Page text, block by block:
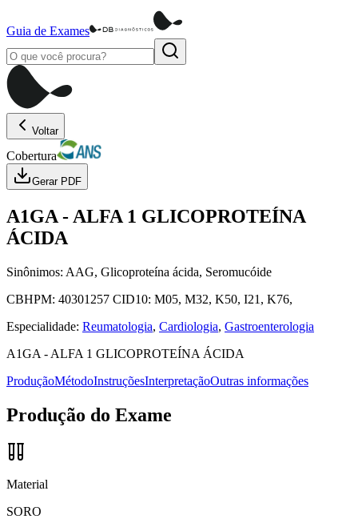
Guia de Exames
Voltar
Cobertura
Gerar PDF
A1GA - ALFA 1 GLICOPROTEÍNA
ÁCIDA
Sinônimos: AAG, Glicoproteína ácida, Seromucóide
CBHPM: 40301257 CID10: M05, M32, K50, I21, K76,
Especialidade: Reumatologia, Cardiologia, Gastroenterologia
A1GA - ALFA 1 GLICOPROTEÍNA ÁCIDA
ProduçãoMétodoInstruçõesInterpretaçãoOutras informações
Produção do Exame
Material
SORO